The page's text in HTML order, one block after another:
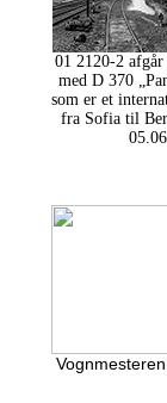
01 2120-2
med D 370
som er et
fra Sofia til